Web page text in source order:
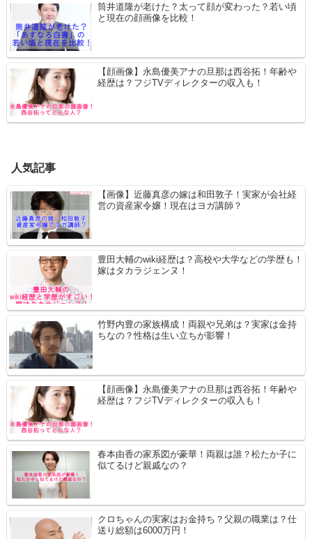
筒井道隆が老けた？太って顔が変わった？若い頃
と現在の顔画像を比較！
【顔画像】永島優美アナの旦那は西谷拓！年齢や
経歴は？フジTVディレクターの収入も！
人気記事
【画像】近藤真彦の嫁は和田敦子！実家が会社経
営の資産家令嬢！現在はヨガ講師？
豊田大輔のwiki経歴は？高校や大学などの学歴も！
嫁はタカラジェンヌ！
竹野内豊の家族構成！両親や兄弟は？実家は金持
ちなの？性格は生い立ちが影響！
【顔画像】永島優美アナの旦那は西谷拓！年齢や
経歴は？フジTVディレクターの収入も！
春本由香の家系図が豪華！両親は誰？松たか子に
似てるけど親戚なの？
クロちゃんの実家はお金持ち？父親の職業は？仕
送り総額は6000万円！